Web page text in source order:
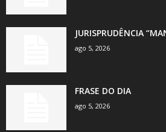
JURISPRUDÊNCIA
ago 5, 2026
FRASE DO DIA
ago 5, 2026